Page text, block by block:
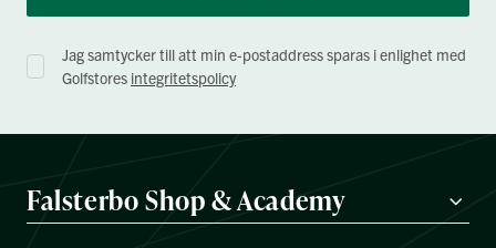
Jag samtycker till att min e-postaddress sparas i enlighet med
Golfstores integritetspolicy
Falsterbo Shop & Academy